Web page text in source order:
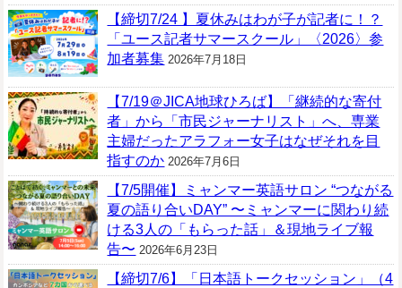
【締切7/24 】夏休みはわが子が記者に！？
「ユース記者サマースクール」〈2026〉参
加者募集 2026年7月18日
【7/19＠JICA地球ひろば】「継続的な寄付
者」から「市民ジャーナリスト」へ、専業
主婦だったアラフォー女子はなぜそれを目
指すのか 2026年7月6日
【7/5開催】ミャンマー英語サロン “つながる
夏の語り合いDAY” 〜ミャンマーに関わり続
ける3人の「もらった話」＆現地ライブ報
告〜 2026年6月23日
【締切7/6】「日本語トークセッション」（4